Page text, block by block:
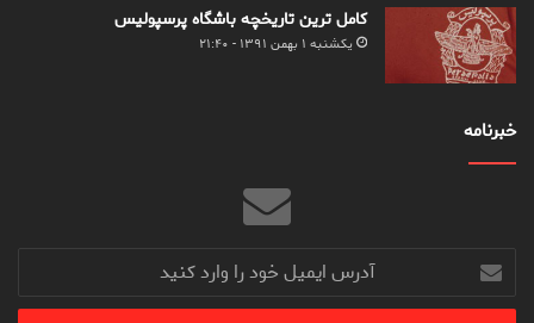
کامل ترین تاریخچه باشگاه پرسپولیس
یکشنبه ۱ بهمن ۱۳۹۱ - ۲۱:۴۰
خبرنامه
آدرس
ایمیل
خود